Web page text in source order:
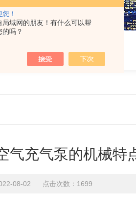
！
局域网的朋友！有什么可以帮
的吗？
气充气泵的机械特
08-02 点击次数：1699